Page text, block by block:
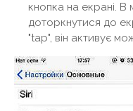
кнопка на екрані. В
доторкнутися до
"tap", він активує